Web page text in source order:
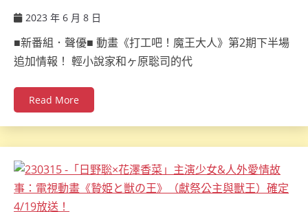
2023 年 6 月 8 日
■新番組．聲優■ 動畫《打工吧！魔王大人》第2期下半場
追加情報！ 輕小說家和ヶ原聡司的代
Read More